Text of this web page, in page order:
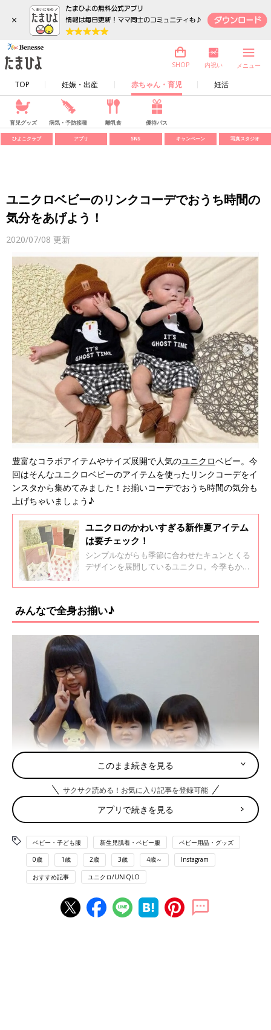
×
TOP 妊娠・出産 赤ちゃん・育児 妊活
SHOP 内祝い メニュー
育児グッズ 病気・予防接種 離乳食 優待パス
ひよこクラブ アプリ SNS キャンペーン 写真スタジオ
ユニクロベビーのリンクコーデでおうち時間の
気分をあげよう！
2020/07/08 更新
豊富なコラボアイテムやサイズ展開で人気のユニクロベビー。今
回はそんなユニクロベビーのアイテムを使ったリンクコーデをイ
ンスタから集めてみました！お揃いコーデでおうち時間の気分も
上げちゃいましょう♪
ユニクロのかわいすぎる新作夏アイテム
は要チェック！
シンプルながらも季節に合わせたキュンとくる
デザインを展開しているユニクロ。今季もかわ
はインスタからおうちタイムの気分を上げてく
までご覧くださいね。
みんなで全身お揃い♪
Manami Satoさんは、こちらのかわいいTシャツで姉妹コーデ♪
このまま続きを見る
サクサク読める！お気に入り記事を登録可能
アプリで続きを見る
ベビー・子ども服 新生児肌着・ベビー服 ベビー用品・グッズ
0歳 1歳 2歳 3歳 4歳～ Instagram
おすすめ記事 ユニクロ/UNIQLO